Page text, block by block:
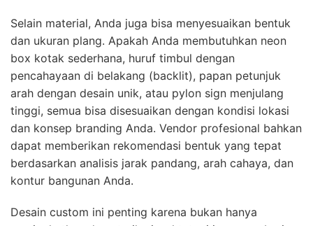
Selain material, Anda juga bisa menyesuaikan bentuk
dan ukuran plang. Apakah Anda membutuhkan neon
box kotak sederhana, huruf timbul dengan
pencahayaan di belakang (backlit), papan petunjuk
arah dengan desain unik, atau pylon sign menjulang
tinggi, semua bisa disesuaikan dengan kondisi lokasi
dan konsep branding Anda. Vendor profesional bahkan
dapat memberikan rekomendasi bentuk yang tepat
berdasarkan analisis jarak pandang, arah cahaya, dan
kontur bangunan Anda.
Desain custom ini penting karena bukan hanya